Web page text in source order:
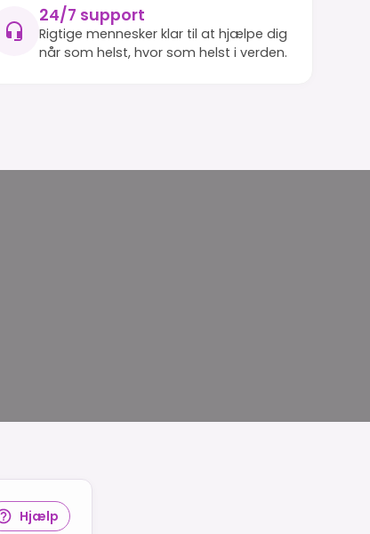
24/7 support
Rigtige mennesker klar til at hjælpe dig
når som helst, hvor som helst i verden.
Hjælp